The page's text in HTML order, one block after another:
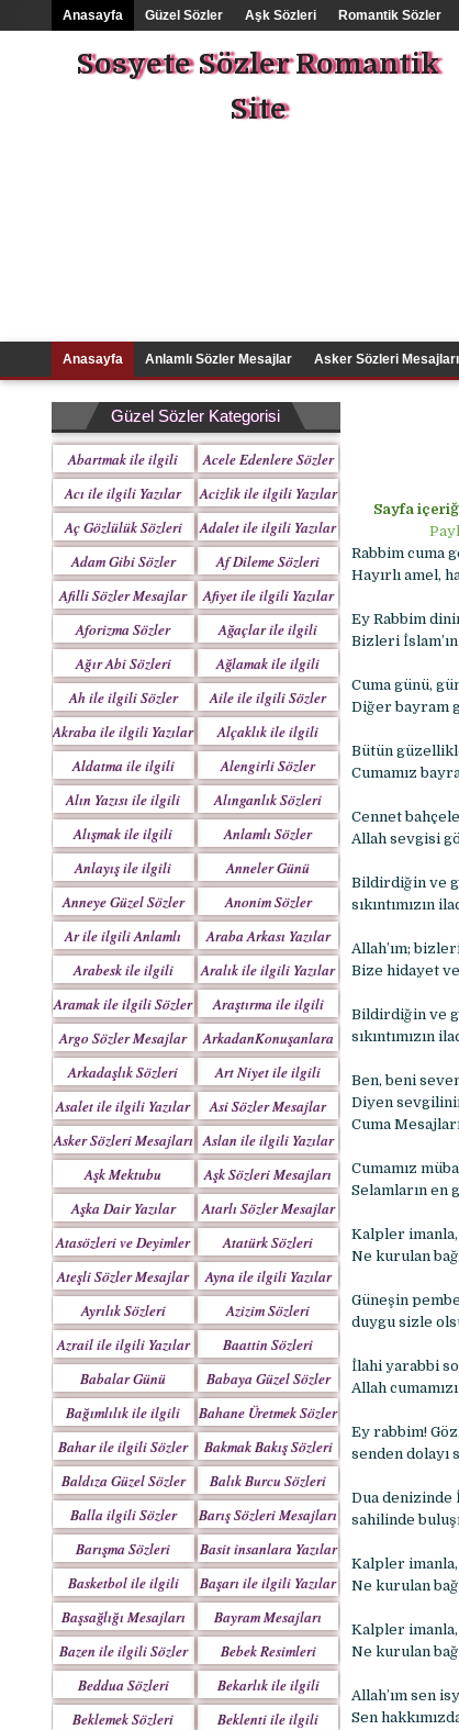
Anasayfa Güzel Sözler Aşk Sözleri Romantik Sözler
Sosyete Sözler Romantik
Site
Anasayfa Anlamlı Sözler Mesajlar Asker Sözleri Mesajları
Güzel Sözler Kategorisi
Abartmak ile ilgili
Yazılar
Acele Edenlere Sözler
Acı ile ilgili Yazılar
Acizlik ile ilgili Yazılar
Aç Gözlülük Sözleri
Adalet ile ilgili Yazılar
Adam Gibi Sözler
Mesajlar
Af Dileme Sözleri
Mesajları
Afilli Sözler Mesajlar
Afiyet ile ilgili Yazılar
Aforizma Sözler
Mesajlar
Ağaçlar ile ilgili
Yazılar
Ağır Abi Sözleri
Mesajları
Ağlamak ile ilgili
Yazılar
Ah ile ilgili Sözler
Aile ile ilgili Sözler
Akraba ile ilgili Yazılar
Alçaklık ile ilgili
Yazılar
Aldatma ile ilgili
Yazıları
Alengirli Sözler
Mesajlar
Alın Yazısı ile ilgili
Sözler
Alınganlık Sözleri
Alışmak ile ilgili
Yazılar
Anlamlı Sözler
Mesajlar
Anlayış ile ilgili
Yazılar
Anneler Günü
Mesajları
Anneye Güzel Sözler
Anonim Sözler
Ar ile ilgili Anlamlı
Sözler
Araba Arkası Yazılar
Arabesk ile ilgili
Yazılar
Aralık ile ilgili Yazılar
Aramak ile ilgili Sözler
Araştırma ile ilgili
Sözler
Argo Sözler Mesajlar
ArkadanKonuşanlara
Sözler
Arkadaşlık Sözleri
Mesajları
Art Niyet ile ilgili
Yazılar
Asalet ile ilgili Yazılar
Asi Sözler Mesajlar
Asker Sözleri Mesajları Aslan ile ilgili Yazılar
Aşk Mektubu
Mektupları
Aşk Sözleri Mesajları
Aşka Dair Yazılar
Atarlı Sözler Mesajlar
Atasözleri ve Deyimler
Atatürk Sözleri
Mesajları
Ateşli Sözler Mesajlar
Ayna ile ilgili Yazılar
Ayrılık Sözleri
Mesajları
Azizim Sözleri
Mesajları
Azrail ile ilgili Yazılar
Baattin Sözleri
Mesajları
Babalar Günü
Babaya Güzel Sözler
Bağımlılık ile ilgili
Yazılar
Bahane Üretmek Sözler
Bahar ile ilgili Sözler
Yazılar
Bakmak Bakış Sözleri
Baldıza Güzel Sözler
Balık Burcu Sözleri
Balla ilgili Sözler
Barış Sözleri Mesajları
Barışma Sözleri
Mesajları
Basit insanlara Yazılar
Basketbol ile ilgili
Sözler
Başarı ile ilgili Yazılar
Başsağlığı Mesajları
Bayram Mesajları
Sözleri
Bazen ile ilgili Sözler
Mesajlar
Bebek Resimleri
Beddua Sözleri
Mesajları
Bekarlık ile ilgili
Sözler
Beklemek Sözleri
Beklenti ile ilgili
Sayfa
Rabbim cuma
Hayırlı amel,
Ey Rabbim
Bizleri
Cuma günü,
Diğer bayram
Bütün
Cumamız
Cennet
Allah sevgisi
Bildirdiğin ve
sıkıntımızın
Allah’ım;
Bize hidayet
Bildirdiğin ve
sıkıntımızın
Ben, beni
Diyen
Cuma
Cumamız
Selamların en
Kalpler
Ne kurulan
Güneşin
duygu sizle
İlahi yarabbi
Allah
Ey rabbim!
senden dolayı
Dua denizinde
sahilinde
Kalpler
Ne kurulan
Kalpler
Ne kurulan
Allah’ım sen
Sen